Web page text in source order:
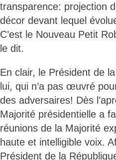
transparence: projection
décor devant lequel
C’est le Nouveau Petit
le dit.
En clair, le Président de
lui, qui n’a pas œuvré
des adversaires! Dès
Majorité présidentielle a
réunions de la Majorité
haute et intelligible voix.
Président de la